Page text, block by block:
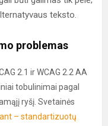
teksto.
problemas
2.1 ir WCAG 2.2 AA
tobulinimai pagal
ryšį. Svetainės
– standartizuotų